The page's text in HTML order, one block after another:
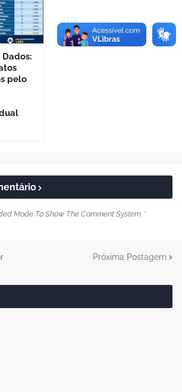
pelo
Mode To Show The Comment System. *
Próxima Postagem